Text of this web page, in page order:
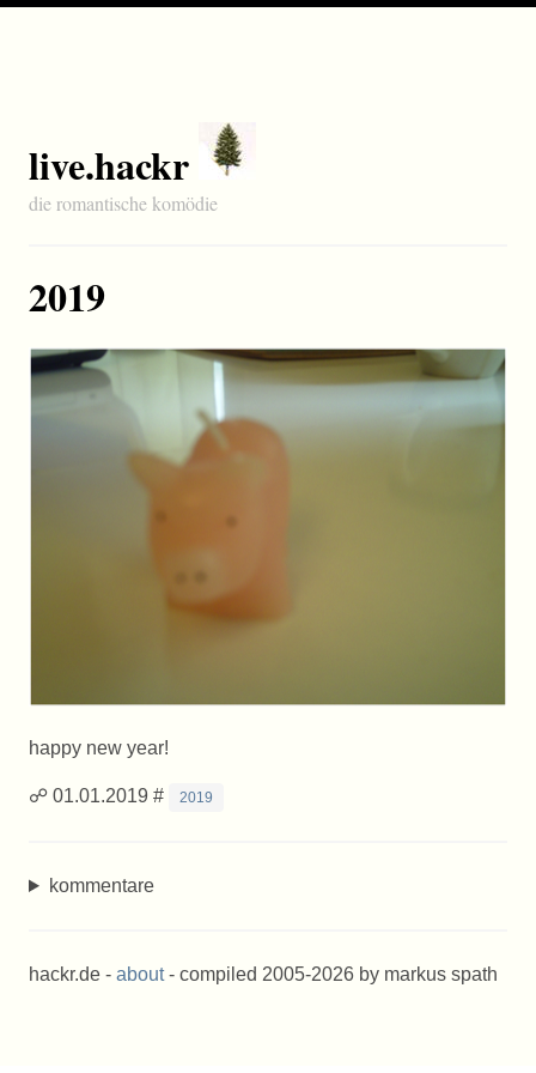
live.hackr
die romantische komödie
2019
happy new year!
☍ 01.01.2019 # 2019
kommentare
hackr.de - about- compiled 2005-2026 by markus spath